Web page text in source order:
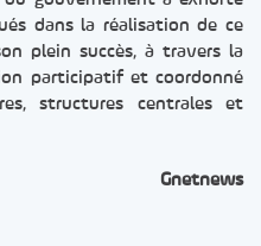
dans la réalisation de ce
plein succès, à travers la
participatif et coordonné
structures centrales et
Gnetnews